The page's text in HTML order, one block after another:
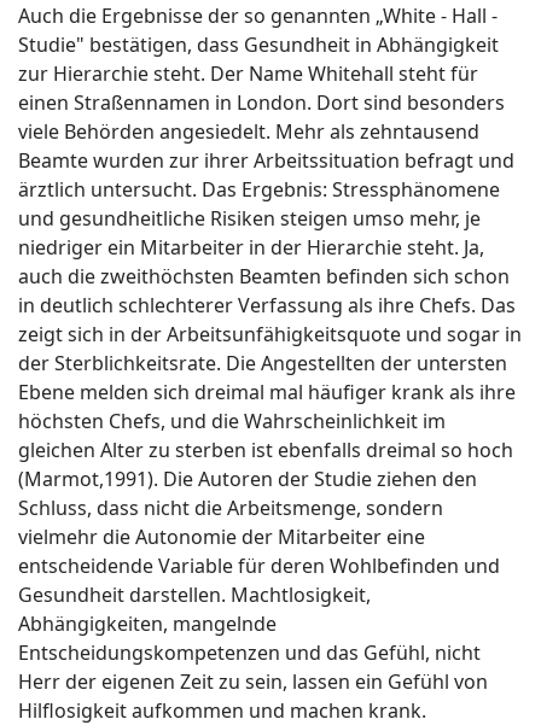
Auch die Ergebnisse der so genannten „White - Hall -
Studie" bestätigen, dass Gesundheit in Abhängigkeit
zur Hierarchie steht. Der Name Whitehall steht für
einen Straßennamen in London. Dort sind besonders
viele Behörden angesiedelt. Mehr als zehntausend
Beamte wurden zur ihrer Arbeitssituation befragt und
ärztlich untersucht. Das Ergebnis: Stressphänomene
und gesundheitliche Risiken steigen umso mehr, je
niedriger ein Mitarbeiter in der Hierarchie steht. Ja,
auch die zweithöchsten Beamten befinden sich schon
in deutlich schlechterer Verfassung als ihre Chefs. Das
zeigt sich in der Arbeitsunfähigkeitsquote und sogar in
der Sterblichkeitsrate. Die Angestellten der untersten
Ebene melden sich dreimal mal häufiger krank als ihre
höchsten Chefs, und die Wahrscheinlichkeit im
gleichen Alter zu sterben ist ebenfalls dreimal so hoch
(Marmot,1991). Die Autoren der Studie ziehen den
Schluss, dass nicht die Arbeitsmenge, sondern
vielmehr die Autonomie der Mitarbeiter eine
entscheidende Variable für deren Wohlbefinden und
Gesundheit darstellen. Machtlosigkeit,
Abhängigkeiten, mangelnde
Entscheidungskompetenzen und das Gefühl, nicht
Herr der eigenen Zeit zu sein, lassen ein Gefühl von
Hilflosigkeit aufkommen und machen krank.